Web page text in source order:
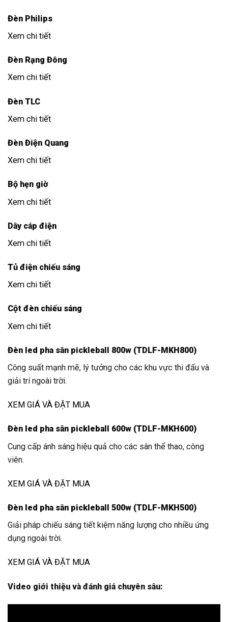
Đèn Philips
Xem chi tiết
Đèn Rạng Đông
Xem chi tiết
Đèn TLC
Xem chi tiết
Đèn Điện Quang
Xem chi tiết
Bộ hẹn giờ
Xem chi tiết
Dây cáp điện
Xem chi tiết
Tủ điện chiếu sáng
Xem chi tiết
Cột đèn chiếu sáng
Xem chi tiết
Đèn led pha sân pickleball 800w (TDLF-MKH800)
Công suất mạnh mẽ, lý tưởng cho các khu vực thi đấu và
giải trí ngoài trời.
XEM GIÁ VÀ ĐẶT MUA
Đèn led pha sân pickleball 600w (TDLF-MKH600)
Cung cấp ánh sáng hiệu quả cho các sân thể thao, công
viên.
XEM GIÁ VÀ ĐẶT MUA
Đèn led pha sân pickleball 500w (TDLF-MKH500)
Giải pháp chiếu sáng tiết kiệm năng lượng cho nhiều ứng
dụng ngoài trời.
XEM GIÁ VÀ ĐẶT MUA
Video giới thiệu và đánh giá chuyên sâu: